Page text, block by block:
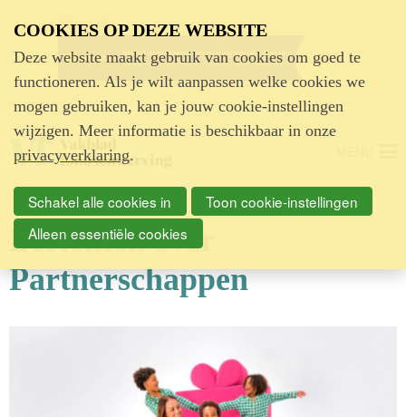
Advertentie
Berichten over
Partnerschappen
COOKIES OP DEZE WEBSITE
Deze website maakt gebruik van cookies om goed te
functioneren. Als je wilt aanpassen welke cookies we
mogen gebruiken, kan je jouw cookie-instellingen
wijzigen. Meer informatie is beschikbaar in onze
privacyverklaring.
Schakel alle cookies in
Toon cookie-instellingen
Alleen essentiële cookies